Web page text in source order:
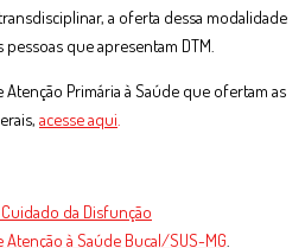
a oferta dessa modalidade
que apresentam DTM.
Atenção Primária à Saúde que ofertam as
acesse aqui
da Disfunção
à Saúde Bucal/SUS-MG